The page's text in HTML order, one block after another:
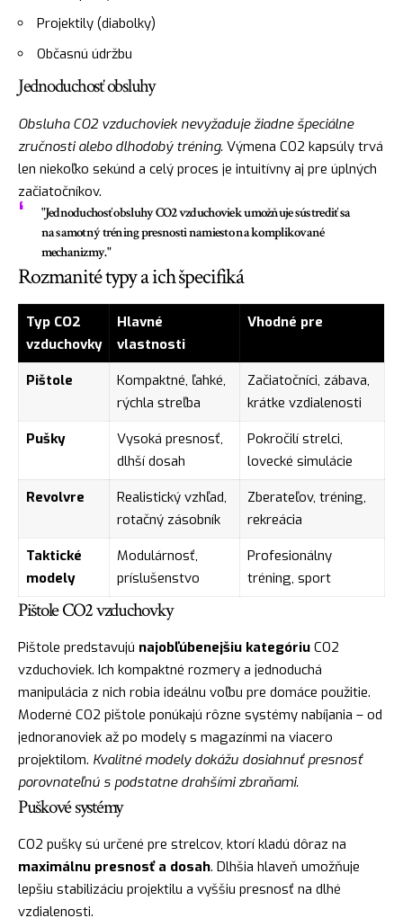
Projektily (diabolky)
Občasnú údržbu
Jednoduchosť obsluhy
Obsluha CO2 vzduchoviek nevyžaduje žiadne špeciálne
zručnosti alebo dlhodobý tréning. Výmena CO2 kapsúly trvá
len niekoľko sekúnd a celý proces je intuitívny aj pre úplných
začiatočníkov.
"Jednoduchosť obsluhy CO2 vzduchoviek umožňuje sústrediť sa
na samotný tréning presnosti namiesto na komplikované
mechanizmy."
Rozmanité typy a ich špecifiká
Typ CO2
vzduchovky
Hlavné
vlastnosti
Vhodné pre
Pištole
Kompaktné, ľahké,
rýchla streľba
Začiatočníci, zábava,
krátke vzdialenosti
Pušky
Vysoká presnosť,
dlhší dosah
Pokročilí strelci,
lovecké simulácie
Revolvre
Realistický vzhľad,
rotačný zásobník
Zberateľov, tréning,
rekreácia
Taktické
modely
Modulárnosť,
príslušenstvo
Profesionálny
tréning, sport
Pištole CO2 vzduchovky
Pištole predstavujú najobľúbenejšiu kategóriu CO2
vzduchoviek. Ich kompaktné rozmery a jednoduchá
manipulácia z nich robia ideálnu voľbu pre domáce použitie.
Moderné CO2 pištole ponúkajú rôzne systémy nabíjania – od
jednoranoviek až po modely s magazínmi na viacero
projektilom. Kvalitné modely dokážu dosiahnuť presnosť
porovnateľnú s podstatne drahšími zbraňami.
Puškové systémy
CO2 pušky sú určené pre strelcov, ktorí kladú dôraz na
maximálnu presnosť a dosah. Dlhšia hlaveň umožňuje
lepšiu stabilizáciu projektilu a vyššiu presnosť na dlhé
vzdialenosti.